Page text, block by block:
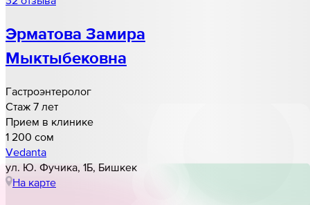
Эрматова Замира
Мыктыбековна
Гастроэнтеролог
Стаж 7 лет
Прием в клинике
1 200 cом
Vedanta
​ул. Ю. Фучика, 1Б, Бишкек
На карте